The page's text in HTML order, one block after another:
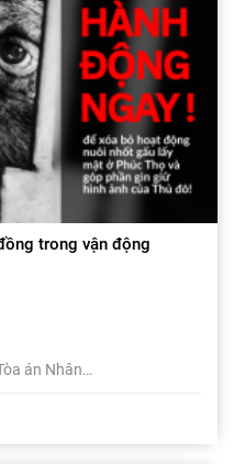
trong vận động
án Nhân…